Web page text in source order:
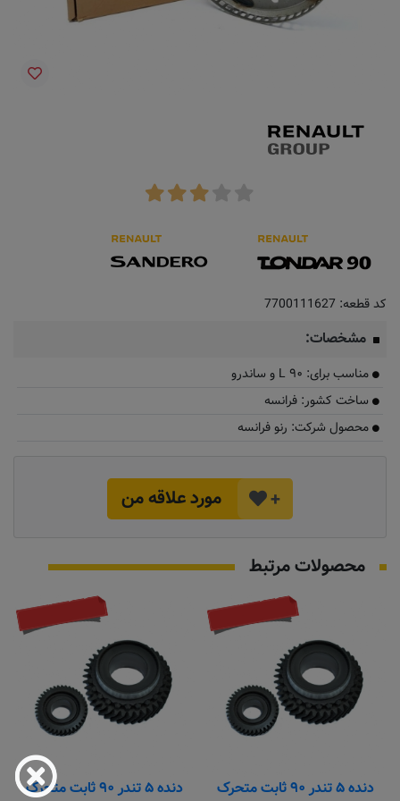
کد قطعه: 7700111627
مشخصات:
مناسب برای: L ۹۰ و ساندرو
ساخت کشور: فرانسه
محصول شرکت: رنو فرانسه
+ مورد علاقه من
محصولات مرتبط
موجود نیست
دنده ۵ تندر ۹۰ ثابت متحرک
موجود نیست
دنده ۵ تندر ۹۰ ثابت متحرک